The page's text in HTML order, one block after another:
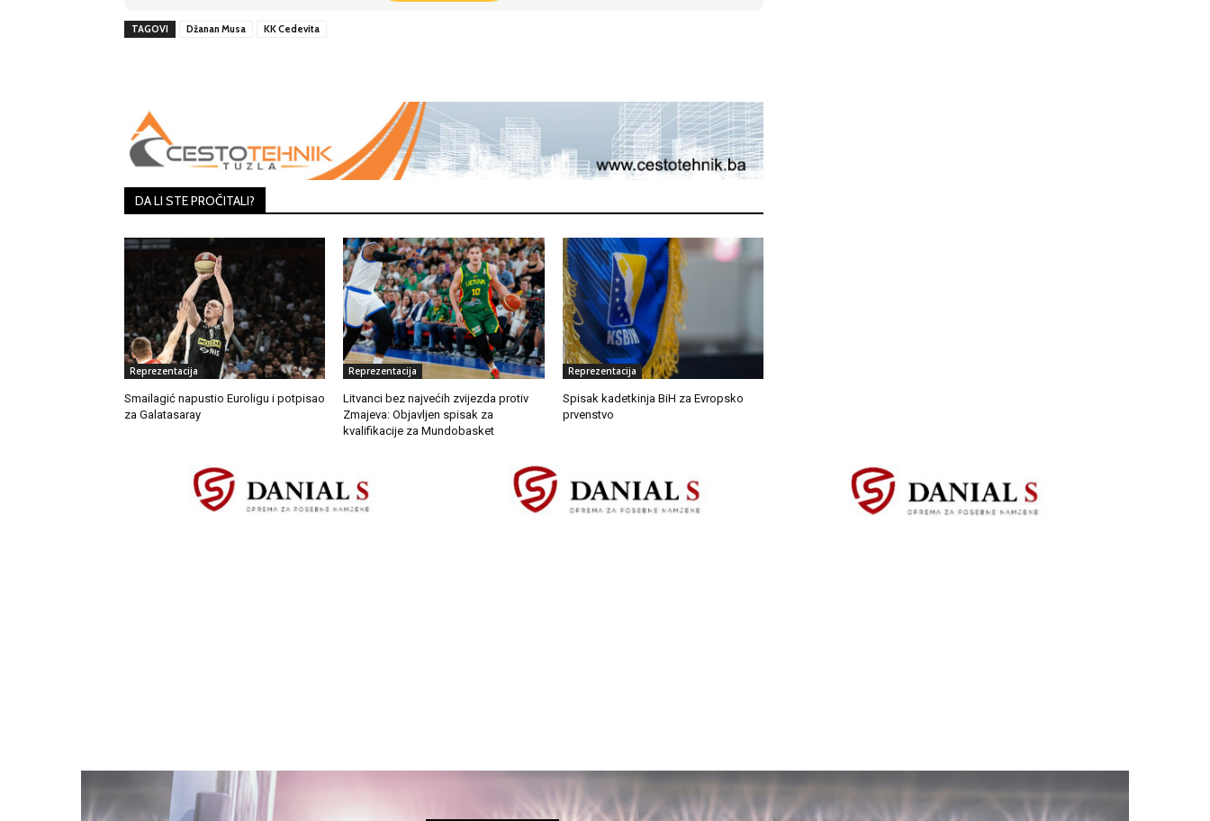
TAGOVI Džanan Musa KK Cedevita
DA LI STE PROČITALI?
Reprezentacija
Smailagić napustio Euroligu i potpisao
za Galatasaray
Reprezentacija
Litvanci bez najvećih zvijezda protiv
Zmajeva: Objavljen spisak za
kvalifikacije za Mundobasket
Reprezentacija
Spisak kadetkinja BiH za Evropsko
prvenstvo